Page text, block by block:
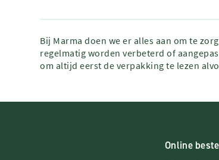
Bij Marma doen we er alles aan om te
regelmatig worden verbeterd of
om altijd eerst de verpakking te lezen
Online